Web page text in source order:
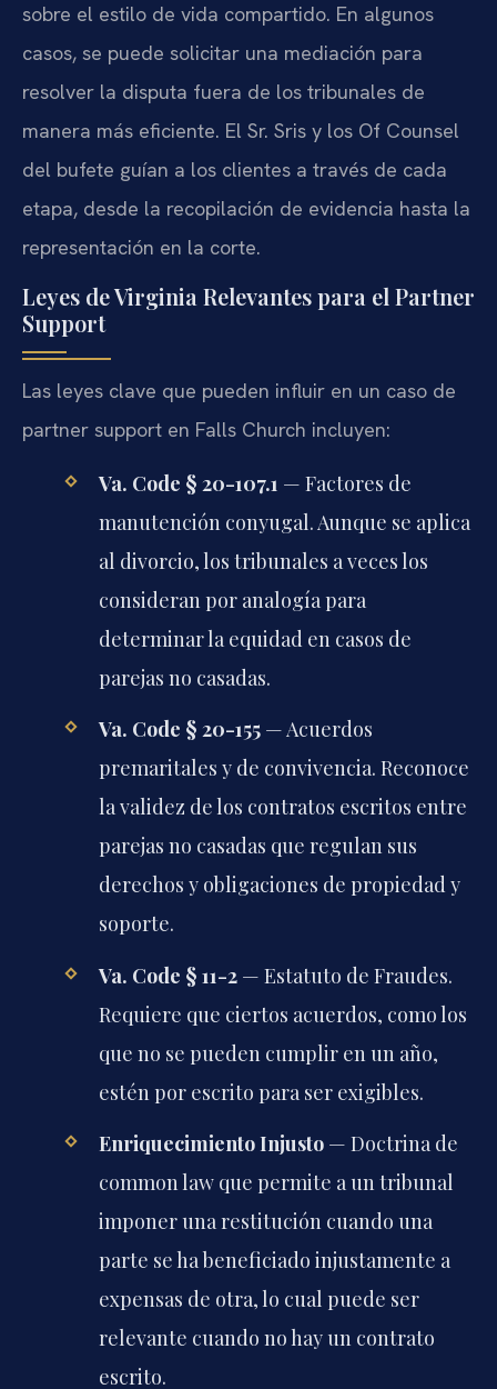
sobre el estilo de vida compartido. En algunos
casos, se puede solicitar una mediación para
resolver la disputa fuera de los tribunales de
manera más eficiente. El Sr. Sris y los Of Counsel
del bufete guían a los clientes a través de cada
etapa, desde la recopilación de evidencia hasta la
representación en la corte.
Leyes de Virginia Relevantes para el Partner
Support
Las leyes clave que pueden influir en un caso de
partner support en Falls Church incluyen:
Va. Code § 20-107.1 — Factores de
manutención conyugal. Aunque se aplica
al divorcio, los tribunales a veces los
consideran por analogía para
determinar la equidad en casos de
parejas no casadas.
Va. Code § 20-155— Acuerdos
premaritales y de convivencia. Reconoce
la validez de los contratos escritos entre
parejas no casadas que regulan sus
derechos y obligaciones de propiedad y
soporte.
Va. Code § 11-2— Estatuto de Fraudes.
Requiere que ciertos acuerdos, como los
que no se pueden cumplir en un año,
estén por escrito para ser exigibles.
Enriquecimiento Injusto— Doctrina de
common law que permite a un tribunal
imponer una restitución cuando una
parte se ha beneficiado injustamente a
expensas de otra, lo cual puede ser
relevante cuando no hay un contrato
escrito.